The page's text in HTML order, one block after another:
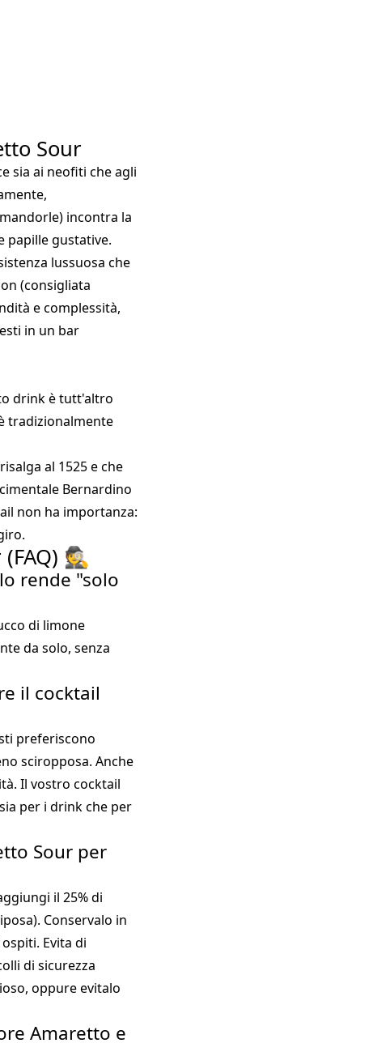
Sour
sia ai neofiti che agli
incontra la
papille gustative.
lussuosa che
(consigliata
e complessità,
in un bar
drink è tutt'altro
tradizionalmente
al 1525 e che
Bernardino
non ha importanza:
(FAQ) 🕵️
rende "solo
di limone
da solo, senza
il cocktail
preferiscono
sciropposa. Anche
Il vostro cocktail
per i drink che per
Sour per
il 25% di
Conservalo in
Evita di
di sicurezza
oppure evitalo
Amaretto e